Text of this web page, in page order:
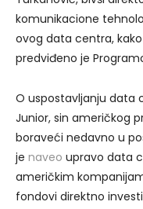
komunikacione
ovog data centra,
predviđeno je
O uspostavljanju data
Junior, sin američkog
boraveći nedavno u
je naveo upravo data
američkim
fondovi direktno